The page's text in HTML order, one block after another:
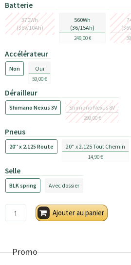
Batterie
370Wh
(36V/10Ah)
560Wh
(36/15Ah)
249,00 €
Accélérateur
Non Oui
59,00 €
Dérailleur
Shimano Nexus 3V Shimano Nexus 8V
299,00 €
Pneus
20'' x 2.125 Route 20'' x 2.125 Tout Chemin
14,90 €
Selle
BLK spring Avec dossier
Ajouter au panier
Promo